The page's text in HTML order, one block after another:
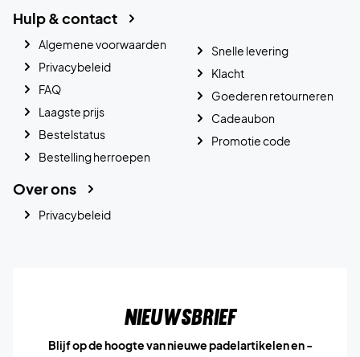
Hulp & contact
Algemene voorwaarden
Privacybeleid
FAQ
Laagste prijs
Bestelstatus
Bestelling herroepen
Snelle levering
Klacht
Goederen retourneren
Cadeaubon
Promotie code
Over ons
Privacybeleid
Nieuwsbrief
Blijf op de hoogte van nieuwe padelartikelen en -